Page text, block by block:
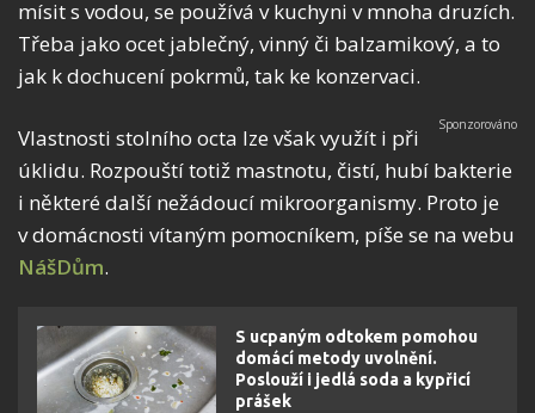
mísit s vodou, se používá v kuchyni v mnoha druzích.
Třeba jako ocet jablečný, vinný či balzamikový, a to
jak k dochucení pokrmů, tak ke konzervaci.
Vlastnosti stolního octa lze však využít i při
úklidu. Rozpouští totiž mastnotu, čistí, hubí bakterie
i některé další nežádoucí mikroorganismy. Proto je
v domácnosti vítaným pomocníkem, píše se na webu
NášDům.
S ucpaným odtokem pomohou
domácí metody uvolnění.
Poslouží i jedlá soda a kypřicí
prášek